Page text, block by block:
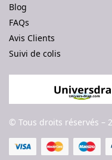
Blog
FAQs
Avis Clients
Suivi de colis
© Tous droits réservés –